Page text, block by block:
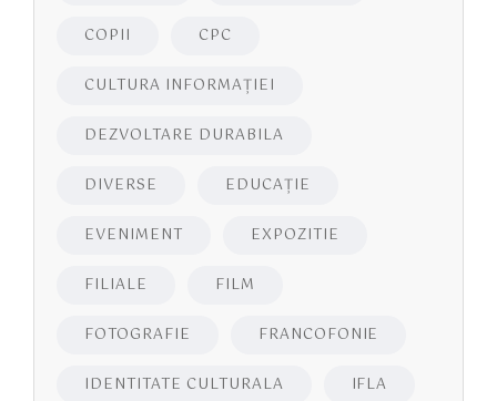
COPII CPC
CULTURA INFORMAŢIEI
DEZVOLTARE DURABILA
DIVERSE EDUCAŢIE
EVENIMENT EXPOZITIE
FILIALE FILM
FOTOGRAFIE FRANCOFONIE
IDENTITATE CULTURALA IFLA